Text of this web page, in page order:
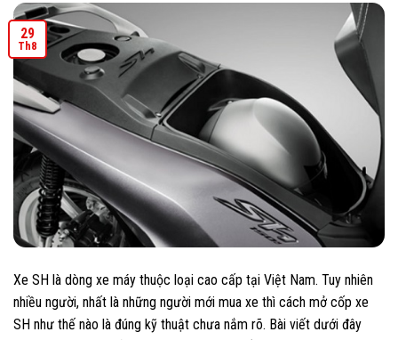
29
Th8
Xe SH là dòng xe máy thuộc loại cao cấp tại Việt Nam. Tuy nhiên
nhiều người, nhất là những người mới mua xe thì cách mở cốp xe
SH như thế nào là đúng kỹ thuật chưa nắm rõ. Bài viết dưới đây